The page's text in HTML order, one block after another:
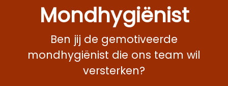
Mondhygiënist
Ben jij de gemotiveerde
mondhygiënist die ons team wil
versterken?